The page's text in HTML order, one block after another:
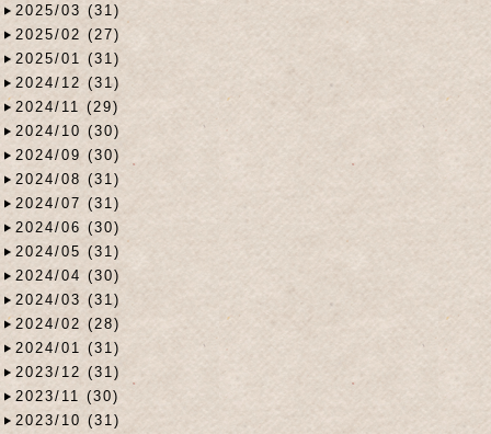
2025/03 (31)
2025/02 (27)
2025/01 (31)
2024/12 (31)
2024/11 (29)
2024/10 (30)
2024/09 (30)
2024/08 (31)
2024/07 (31)
2024/06 (30)
2024/05 (31)
2024/04 (30)
2024/03 (31)
2024/02 (28)
2024/01 (31)
2023/12 (31)
2023/11 (30)
2023/10 (31)